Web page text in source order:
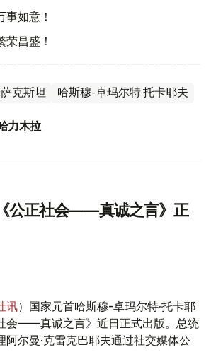
如意！
昌盛！
克斯坦 哈斯穆-卓玛尔特·托卡耶夫
力木拉
公正社会——真诚之言》正
讯）国家元首哈斯穆-卓玛尔特·托卡耶
会——真诚之言》近日正式出版。总统
阿尔曼·克雷克巴耶夫通过社交媒体公